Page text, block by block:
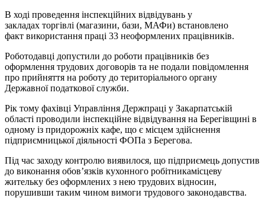
В ході проведення інспекційних відвідувань у
закладах торгівлі (магазини, бази, МАФи) встановлено
факт використання праці 33 неоформлених працівників.
Роботодавці допустили до роботи працівників без
оформлення трудових договорів та не подали повідомлення
про прийняття на роботу до територіального органу
Державної податкової служби.
Рік тому фахівці Управління Держпраці у Закарпатській
області проводили інспекційне відвідування на Берегівщині в
одному із придорожніх кафе, що є місцем здійснення
підприємницької діяльності ФОПа з Берегова.
Під час заходу контролю виявилося, що підприємець допустив
до виконання обов’язків кухонного робітникамісцеву
жительку без оформлених з нею трудових відносин,
порушивши таким чином вимоги трудового законодавства.